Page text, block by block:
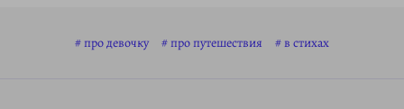
про девочку про путешествия в стихах